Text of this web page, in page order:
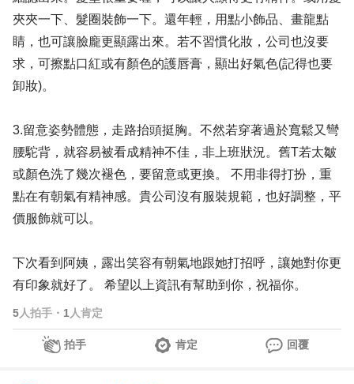
夾夾一下、髮圈裝飾一下。還年輕，用點小飾品、畫龍點
睛，也可讓臉龐更顯露出來。若不習慣化妝，公司也沒要
求，可擦點口紅或有顏色的護唇膏，顯出好氣色(記得也要
卸妝)。
3.留意姿勢體態，走路抬頭挺胸。不然若穿著過於寬鬆又彎
腰駝背，就容易被看成精神不佳，非上班狀況。舊T若太皺
或顏色洗了幾次褪色，要留意或更換。 不用非得打扮，重
點在有朝氣有精神感。貴公司沒有服裝規範，也好調整，平
價服飾就可以。
下次看到阿姨，露出笑容有朝氣地跟她打招呼，讓她對你更
有印象就好了。 希望以上資訊有幫助到你，祝福你。
5人拍手 ・ 1 人肯定
拍手 肯定 回覆